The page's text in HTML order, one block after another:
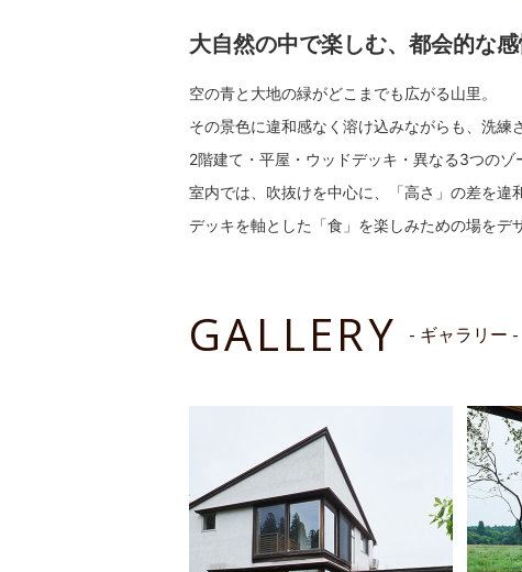
大自然の中で楽しむ、都会的な
空の青と大地の緑がどこまでも広がる山里。
その景色に違和感なく溶け込みながらも、洗練
2階建て・平屋・ウッドデッキ・異なる3つの
室内では、吹抜けを中心に、「高さ」の差を
デッキを軸とした「食」を楽しみための場をデ
GALLERY - ギャラリー -